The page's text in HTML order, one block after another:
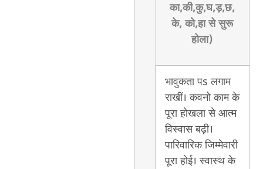
का,की,कु,घ,ड़,छ,
के, को,हा से सुरू
होला)
भावुकता पs लगाम
राखीं। कवनो काम के
पूरा होखला से आत्म
विस्वास बढ़ी।
पारिवारिक जिम्मेवारी
पूरा होई। स्वास्थ के